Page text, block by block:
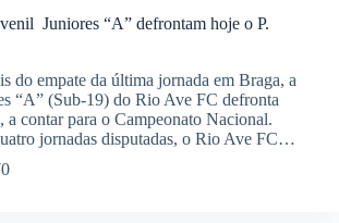
 Juniores “A” defrontam hoje o P.
da última jornada em Braga, a
“A” (Sub-19) do Rio Ave FC defronta
a contar para o Campeonato Nacional.
disputadas, o Rio Ave FC…